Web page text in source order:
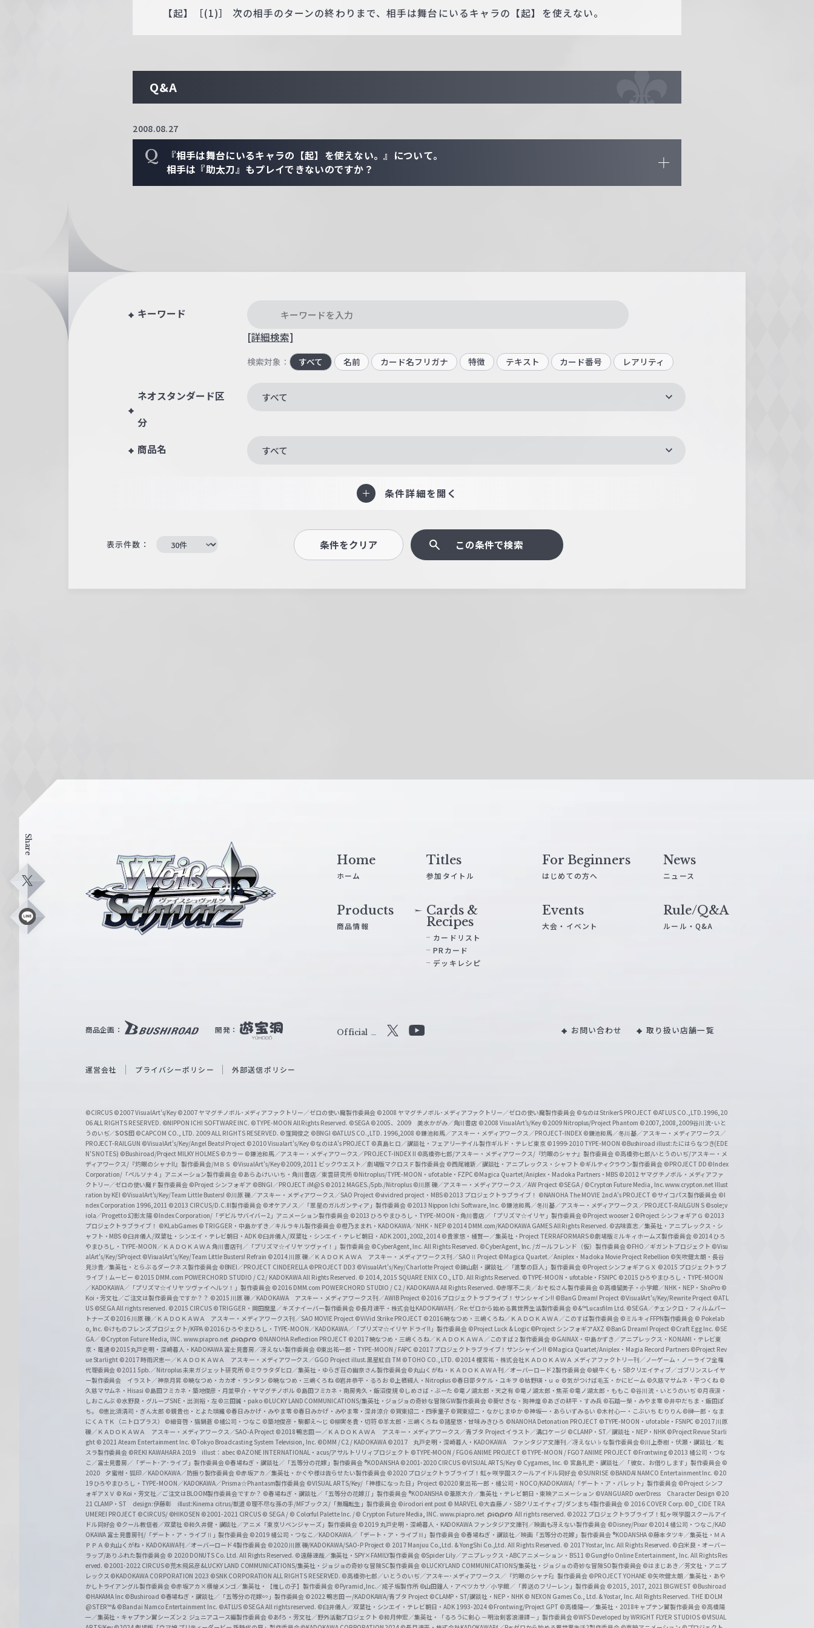
【起】［(1)］ 次の相手のターンの終わりまで、相手は舞台にいるキャラの【起】を使えない。
Q&A
2008.08.27
Q
『相手は舞台にいるキャラの【起】を使えない。』について。
相手は『助太刀』もプレイできないのですか？
キーワード
[詳細検索]
検索対象： すべて 名前 カード名フリガナ 特徴 テキスト カード番号 レアリティ
ネオスタンダード区
分
すべて
商品名 すべて
条件詳細を開く
表示件数： 条件をクリア この条件で検索
Share
X
L
ス
W
i
c
h
w
a
r
z
Home
ホーム
Titles
参加タイトル
For Beginners
はじめての方へ
News
ニュース
Products
商品情報
Cards &
Recipes
カードリスト
PRカード
デッキレシピ
Events
大会・イベント
Rule/Q&A
ルール・Q&A
商品企画： 開発： Official
Y
b
e
O
f
f
i
c
i
a
l
C
h
a
n
n
e
l
お問い合わせ 取り扱い店舗一覧
運営会社 プライバシーポリシー 外部送信ポリシー
©CIRCUS ©2007 VisualArt's/Key ©2007 ヤマグチノボル･メディアファクトリー／ゼロの使い魔製作委員会 ©2008 ヤマグチノボル･メディアファクトリー／ゼロの使い魔製作委員会 ©なのはStrikerS PROJECT ©ATLUS CO.,LTD.1996,20
06 ALL RIGHTS RESERVED. ©NIPPON ICHI SOFTWARE INC. ©TYPE-MOON All Rights Reserved. ©SEGA ©2005、2009 美水かがみ／角川書店 ©2008 VisualArt's/Key ©2009 Nitroplus/Project Phantom ©2007,2008,2009谷川流･いと
うのいぢ／SOS団 ©CAPCOM CO., LTD. 2009 ALL RIGHTS RESERVED. ©窪岡俊之 ©BNGI ©ATLUS CO.,LTD. 1996,2008 ©鎌池和馬／アスキー・メディアワークス／PROJECT-INDEX ©鎌池和馬／冬川基／アスキー・メディアワークス／
PROJECT-RAILGUN ©VisualArt's/Key/Angel Beats! Project ©2010 Visualart's/Key ©なのはA's PROJECT ©真島ヒロ／講談社・フェアリーテイル製作ギルド・テレビ東京 ©1999-2010 TYPE-MOON ©Bushiroad illust:たにはらなつき(EDE
N'S NOTES) ©Bushiroad/Project MILKY HOLMES ©カラー ©鎌池和馬／アスキー・メディアワークス／PROJECT-INDEX II ©高橋弥七郎/アスキー・メディアワークス/『灼眼のシャナ』製作委員会 ©高橋弥七郎/いとうのいぢ/アスキー・メ
ディアワークス/『灼眼のシャナII』製作委員会/ＭＢＳ ©VisualArt's/Key©2009,2011 ビックウエスト／劇場版マクロスＦ製作委員会 ©西尾維新／講談社・アニプレックス・シャフト ©ギルティクラウン製作委員会 ©PROJECT DD ©Index
Corporation/「ペルソナ４」アニメーション製作委員会 ©あらゐけいいち・角川書店／東雲研究所 ©Nitroplus/TYPE-MOON・ufotable・FZPC ©Magica Quartet/Aniplex・Madoka Partners・MBS ©2012 ヤマグチノボル・メディアファ
クトリー／ゼロの使い魔Ｆ製作委員会 ©Project シンフォギア ©BNGI／PROJECT iM@S ©2012 MAGES./5pb./Nitroplus ©川原 礫／アスキー・メディアワークス／AW Project ©SEGA / ©Crypton Future Media, Inc. www.crypton.net Illust
ration by KEI ©VisualArt's/Key/Team Little Busters! ©川原 礫／アスキー・メディアワークス／SAO Project ©vividred project・MBS ©2013 プロジェクトラブライブ！ ©NANOHA The MOVIE 2nd A's PROJECT ©サイコパス製作委員会 ©I
ndex Corporation 1996,2011 ©2013 CIRCUS/D.C.III製作委員会 ©オケアノス／「翠星のガルガンティア」製作委員会 ©2013 Nippon Ichi Software, Inc. ©鎌池和馬／冬川基／アスキー・メディアワークス／PROJECT-RAILGUN S ©sole;v
iola／Progetto 幻影太陽 ©Index Corporation/「デビルサバイバー2」アニメーション製作委員会 ©2013 ひろやまひろし・TYPE-MOON・角川書店／「プリズマ☆イリヤ」製作委員会©Project wooser 2 ©Project シンフォギアＧ ©2013
プロジェクトラブライブ！ ©KLabGames © TRIGGER・中島かずき／キルラキル製作委員会 ©橙乃ままれ・KADOKAWA／NHK・NEP ©2014 DMM.com/KADOKAWA GAMES All Rights Reserved. ©古味直志／集英社・アニプレックス・シ
ャフト・MBS ©臼井儀人/双葉社・シンエイ・テレビ朝日・ADK ©臼井儀人/双葉社・シンエイ・テレビ朝日・ADK 2001,2002,2014 ©貴家悠・橘賢一／集英社・Project TERRAFORMARS©劇場版ミルキィホームズ製作委員会 ©2014 ひろ
やまひろし・TYPE-MOON／ＫＡＤＯＫＡＷＡ 角川書店刊／「プリズマ☆イリヤ ツヴァイ！」製作委員会 ©CyberAgent, Inc. All Rights Reserved. ©CyberAgent, Inc. /ガールフレンド（仮）製作委員会©FHO／ギガントプロジェクト ©Visu
alArt's/Key/SProject ©VisualArt's/Key/Team Little Busters! Refrain ©2014 川原 礫／ＫＡＤＯＫＡＷＡ アスキー・メディアワークス刊／SAOⅡ Project ©Magica Quartet／Aniplex・Madoka Movie Project Rebellion ©矢吹健太朗・長谷
見沙貴／集英社・とらぶるダークネス製作委員会 ©BNEI／PROJECT CINDERELLA ©PROJECT DD3 ©VisualArt's/Key/Charlotte Project ©諫山創・講談社／「進撃の巨人」製作委員会 ©Project シンフォギアＧＸ ©2015 プロジェクトラブ
ライブ！ムービー ©2015 DMM.com POWERCHORD STUDIO / C2 / KADOKAWA All Rights Reserved. © 2014, 2015 SQUARE ENIX CO., LTD. All Rights Reserved. ©TYPE-MOON・ufotable・FSNPC ©2015 ひろやまひろし・TYPE-MOON
／KADOKAWA／「プリズマ☆イリヤ ツヴァイ ヘルツ！」製作委員会 ©2016 DMM.com POWERCHORD STUDIO / C2 / KADOKAWA All Rights Reserved. ©赤塚不二夫／おそ松さん製作委員会 ©高橋留美子・小学館／NHK・NEP・ShoPro ©
Koi・芳文社／ご注文は製作委員会ですか？？ ©2015 川原 礫／KADOKAWA アスキー・メディアワークス刊／AWIB Project ©2016 プロジェクトラブライブ！サンシャイン!! ©BanG Dream! Project ©VisualArt's/Key/Rewrite Project ©ATL
US ©SEGA All rights reserved. ©2015 CIRCUS ©TRIGGER・岡田麿里／キズナイーバー製作委員会 ©長月達平・株式会社KADOKAWA刊／Re:ゼロから始める異世界生活製作委員会 ©&™Lucasfilm Ltd. ©SEGA／チェンクロ・フィルムパー
トナーズ©2016 川原 礫／ＫＡＤＯＫＡＷＡ アスキー・メディアワークス刊／SAO MOVIE Project ©ViVid Strike PROJECT ©2016 暁なつめ・三嶋くろね／ＫＡＤＯＫＡＷＡ／このすば製作委員会 ©ミルキィFFPN製作委員会 © Pokelab
o, Inc. ©けものフレンズプロジェクト/KFPA ©2016 ひろやまひろし・TYPE-MOON／KADOKAWA／「プリズマ☆イリヤ ドライ!!」製作委員会 ©Project Luck & Logic ©Project シンフォギアAXZ ©BanG Dream! Project ©Craft Egg Inc. ©SE
GA／ ©Crypton Future Media, INC. www.piapro.net
©NANOHA Reflection PROJECT ©2017 暁なつめ・三嶋くろね／ＫＡＤＯＫＡＷＡ／このすば２製作委員会 ©GAINAX・中島かずき／アニプレックス・KONAMI・テレビ東
京・電通 ©2015丸戸史明・深崎暮人・KADOKAWA 富士見書房／冴えない製作委員会 ©東出祐一郎・TYPE-MOON / FAPC ©2017 プロジェクトラブライブ！サンシャイン!! ©Magica Quartet/Aniplex・Magia Record Partners ©Project Rev
ue Starlight ©2017 時雨沢恵一／ＫＡＤＯＫＡＷＡ アスキー・メディアワークス／GGO Project illust.黒星紅白 TM ©TOHO CO., LTD. ©2014 榎宮祐・株式会社ＫＡＤＯＫＡＷＡ メディアファクトリー刊／ノーゲーム・ノーライフ全権
代理委員会 ©2011 5pb.／Nitroplus 未来ガジェット研究所 ©ミウラタダヒロ／集英社・ゆらぎ荘の幽奈さん製作委員会©丸山くがね・ＫＡＤＯＫＡＷＡ刊／オーバーロード2製作委員会 ©蝸牛くも・SBクリエイティブ／ゴブリンスレイヤ
ー製作委員会 イラスト／神奈月昇 ©暁なつめ・カカオ・ランタン ©暁なつめ・三嶋くろね ©岩井恭平・るろお ©上栖綴人・Nitroplus ©春日部タケル・ユキヲ ©枯野瑛・ｕｅ ©気がつけば毛玉・かにビーム ©久慈マサムネ・平つくね ©
久慈マサムネ・Hisasi ©島田フミカネ・築地俊彦・月並甲介・ヤマグチノボル ©島田フミカネ・南房秀久・飯沼俊規 ©しめさば・ぶーた ©竜ノ湖太郎・天之有 ©竜ノ湖太郎・焦茶 ©竜ノ湖太郎・ももこ ©谷川流・いとうのいぢ ©月夜涙・
しおこんぶ ©水野良・グループSNE・出渕裕・左©三田誠・pako ©LUCKY LAND COMMUNICATIONS/集英社・ジョジョの奇妙な冒険GW製作委員会 ©葵せきな・狗神煌 ©あざの耕平・すみ兵 ©石踏一榮・みやま零 ©井中だちま・飯田ぽ
ち。
©恵比須清司・ぎん太郎 ©鏡貴也・とよた瑣織 ©春日みかげ・みやま零 ©春日みかげ・みやま零・深井涼介 ©賀東招二・四季童子 ©賀東招二・なかじまゆか ©神坂一・あらいずみるい ©木村心一・こぶいち むりりん ©榊一郎・なま
にくＡＴＫ（ニトロプラス） ©細音啓・猫鍋蒼 ©橘公司・つなこ ©築地俊彦・駒都え～じ ©柳実冬貴・切符 ©羊太郎・三嶋くろね ©諸星悠・甘味みきひろ ©NANOHA Detonation PROJECT ©TYPE-MOON・ufotable・FSNPC ©2017 川原
礫／ＫＡＤＯＫＡＷＡ アスキー・メディアワークス／SAO-A Project ©2018 鴨志田 一／ＫＡＤＯＫＡＷＡ アスキー・メディアワークス／青ブタ Project イラスト／溝口ケージ ©CLAMP・ST／講談社・NEP・NHK ©Project Revue Starli
ght © 2021 Ateam Entertainment Inc. ©Tokyo Broadcasting System Television, Inc. ©DMM / C2 / KADOKAWA ©2017 丸戸史明・深崎暮人・KADOKAWA ファンタジア文庫刊／冴えない♭な製作委員会©川上泰樹・伏瀬・講談社／転
スラ製作委員会 ©REKI KAWAHARA 2019 illust：abec ©AZONE INTERNATIONAL・acus/アサルトリリィプロジェクト ©TYPE-MOON / FGO6 ANIME PROJECT ©TYPE-MOON / FGO7 ANIME PROJECT ©Frontwing ©2013 橘公司・つな
こ／富士見書房／「デート･ア･ライブ」製作委員会©春場ねぎ・講談社／「五等分の花嫁」製作委員会 ®KODANSHA ©2001-2020 CIRCUS ©VISUAL ARTS/Key © Cygames, Inc. © 宮島礼吏・講談社／「彼女、お借りします」製作委員会 ©
2020 夕蜜柑・狐印／KADOKAWA／防振り製作委員会 ©赤坂アカ／集英社・かぐや様は告らせたい製作委員会 ©2020 プロジェクトラブライブ！虹ヶ咲学園スクールアイドル同好会 ©SUNRISE ©BANDAI NAMCO Entertainment Inc. ©20
19 ひろやまひろし・TYPE-MOON／KADOKAWA／Prisma☆Phantasm製作委員会 ©VISUAL ARTS/Key/「神様になった日」Project ©2020 東出祐一郎・橘公司・NOCO/KADOKAWA/「デート・ア・バレット」製作委員会 ©Project シンフ
ォギアＸＶ © Koi・芳文社／ご注文はBLOOM製作委員会ですか？ ©春場ねぎ・講談社／「五等分の花嫁∬」製作委員会 ®KODANSHA ©葦原大介／集英社・テレビ朝日・東映アニメーション ©VANGUARD overDress Character Design ©20
21 CLAMP・ST design:伊藤彰 illust:Kinema citrus/獣道 ©理不尽な孫の手/MFブックス/「無職転生」製作委員会 ©irodori ent post © MARVEL ©大森藤ノ・SBクリエイティブ/ダンまち4製作委員会 © 2016 COVER Corp. ©D_CIDE TRA
UMEREI PROJECT ©CIRCUS/ ©HIKOSEN ©2001-2021 CIRCUS © SEGA / © Colorful Palette Inc. / © Crypton Future Media, INC. www.piapro.net All rights reserved. ©2022 プロジェクトラブライブ！虹ヶ咲学園スクールアイ
ドル同好会 ©クール教信者／双葉社 ©和久井健・講談社／アニメ「東京リベンジャーズ」製作委員会 ©2019 丸戸史明・深崎暮人・KADOKAWA ファンタジア文庫刊／映画も冴えない製作委員会 ©Disney/Pixar ©2014 橘公司・つなこ/KAD
OKAWA 富士見書房刊/「デート・ア・ライブⅡ」製作委員会 ©2019 橘公司・つなこ／KADOKAWA／「デート・ア・ライブⅢ」製作委員会 ©春場ねぎ・講談社／映画「五等分の花嫁」製作委員会 ®KODANSHA ©藤本タツキ／集英社・ＭＡ
ＰＰＡ ©丸山くがね・KADOKAWA刊／オーバーロード4製作委員会 ©2020 川原 礫/KADOKAWA/SAO-P Project © 2017 Manjuu Co.,Ltd. & YongShi Co.,Ltd. All Rights Reserved. © 2017 Yostar, Inc. All Rights Reserved. ©白米良・オーバー
ラップ/ありふれた製作委員会 © 2020 DONUTS Co. Ltd. All Rights Reserved. ©遠藤達哉／集英社・SPY×FAMILY製作委員会 ©Spider Lily／アニプレックス・ABCアニメーション・BS11 ©GungHo Online Entertainment, Inc. All Rights Res
erved. ©2001-2022 CIRCUS©荒木飛呂彦&LUCKY LAND COMMUNICATIONS/集英社・ジョジョの奇妙な冒険SC製作委員会 ©LUCKY LAND COMMUNICATIONS/集英社・ジョジョの奇妙な冒険SO製作委員会 ©はまじあき／芳文社・アニプ
レックス ©KADOKAWA CORPORATION 2023 ©SNK CORPORATION ALL RIGHTS RESERVED. ©高橋弥七郎／いとうのいぢ／アスキー･メディアワークス／『灼眼のシャナF』製作委員会 ©PROJECT YOHANE ©矢吹健太朗／集英社・あや
かしトライアングル製作委員会 ©赤坂アカ×横槍メンゴ／集英社・【推しの子】製作委員会 ©Pyramid,Inc.／成子坂製作所 ©山田鐘人・アベツカサ／小学館／「葬送のフリーレン」製作委員会 ©2015, 2017, 2021 BIGWEST ©Bushiroad
©HAKAMA Inc ©Bushiroad ©春場ねぎ・講談社／「五等分の花嫁∽」製作委員会 ©2022 鴨志田 一/KADOKAWA/青ブタ Project ©CLAMP・ST/講談社・NEP・NHK © NEXON Games Co., Ltd. & Yostar, Inc. All Rights Reserved. THE IDOLM
@STER™& ©Bandai Namco Entertainment Inc. ©ATLUS ©SEGA All rights reserved. ©臼井儀人／双葉社・シンエイ・テレビ朝日・ADK 1993-2024 ©Frontwing/Project GPT ©高橋陽一／集英社・2018キャプテン翼製作委員会 ©高橋陽
一／集英社・キャプテン翼シーズン２ ジュニアユース編製作委員会 ©あfろ・芳文社／野外活動プロジェクト ©和月伸宏／集英社・「るろうに剣心 －明治剣客浪漫譚－」製作委員会©WFS Developed by WRIGHT FLYER STUDIOS ©VISUAL